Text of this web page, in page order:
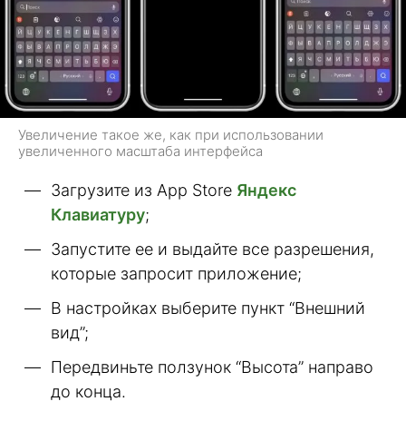
Увеличение такое же, как при использовании
увеличенного масштаба интерфейса
Загрузите из App Store Яндекс
Клавиатуру;
Запустите ее и выдайте все разрешения,
которые запросит приложение;
В настройках выберите пункт “Внешний
вид”;
Передвиньте ползунок “Высота” направо
до конца.